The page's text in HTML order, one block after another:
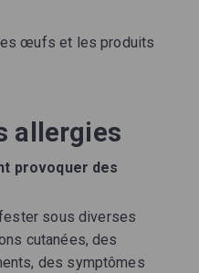
œufs et les produits
allergies
provoquer des
sous diverses
cutanées, des
des symptômes